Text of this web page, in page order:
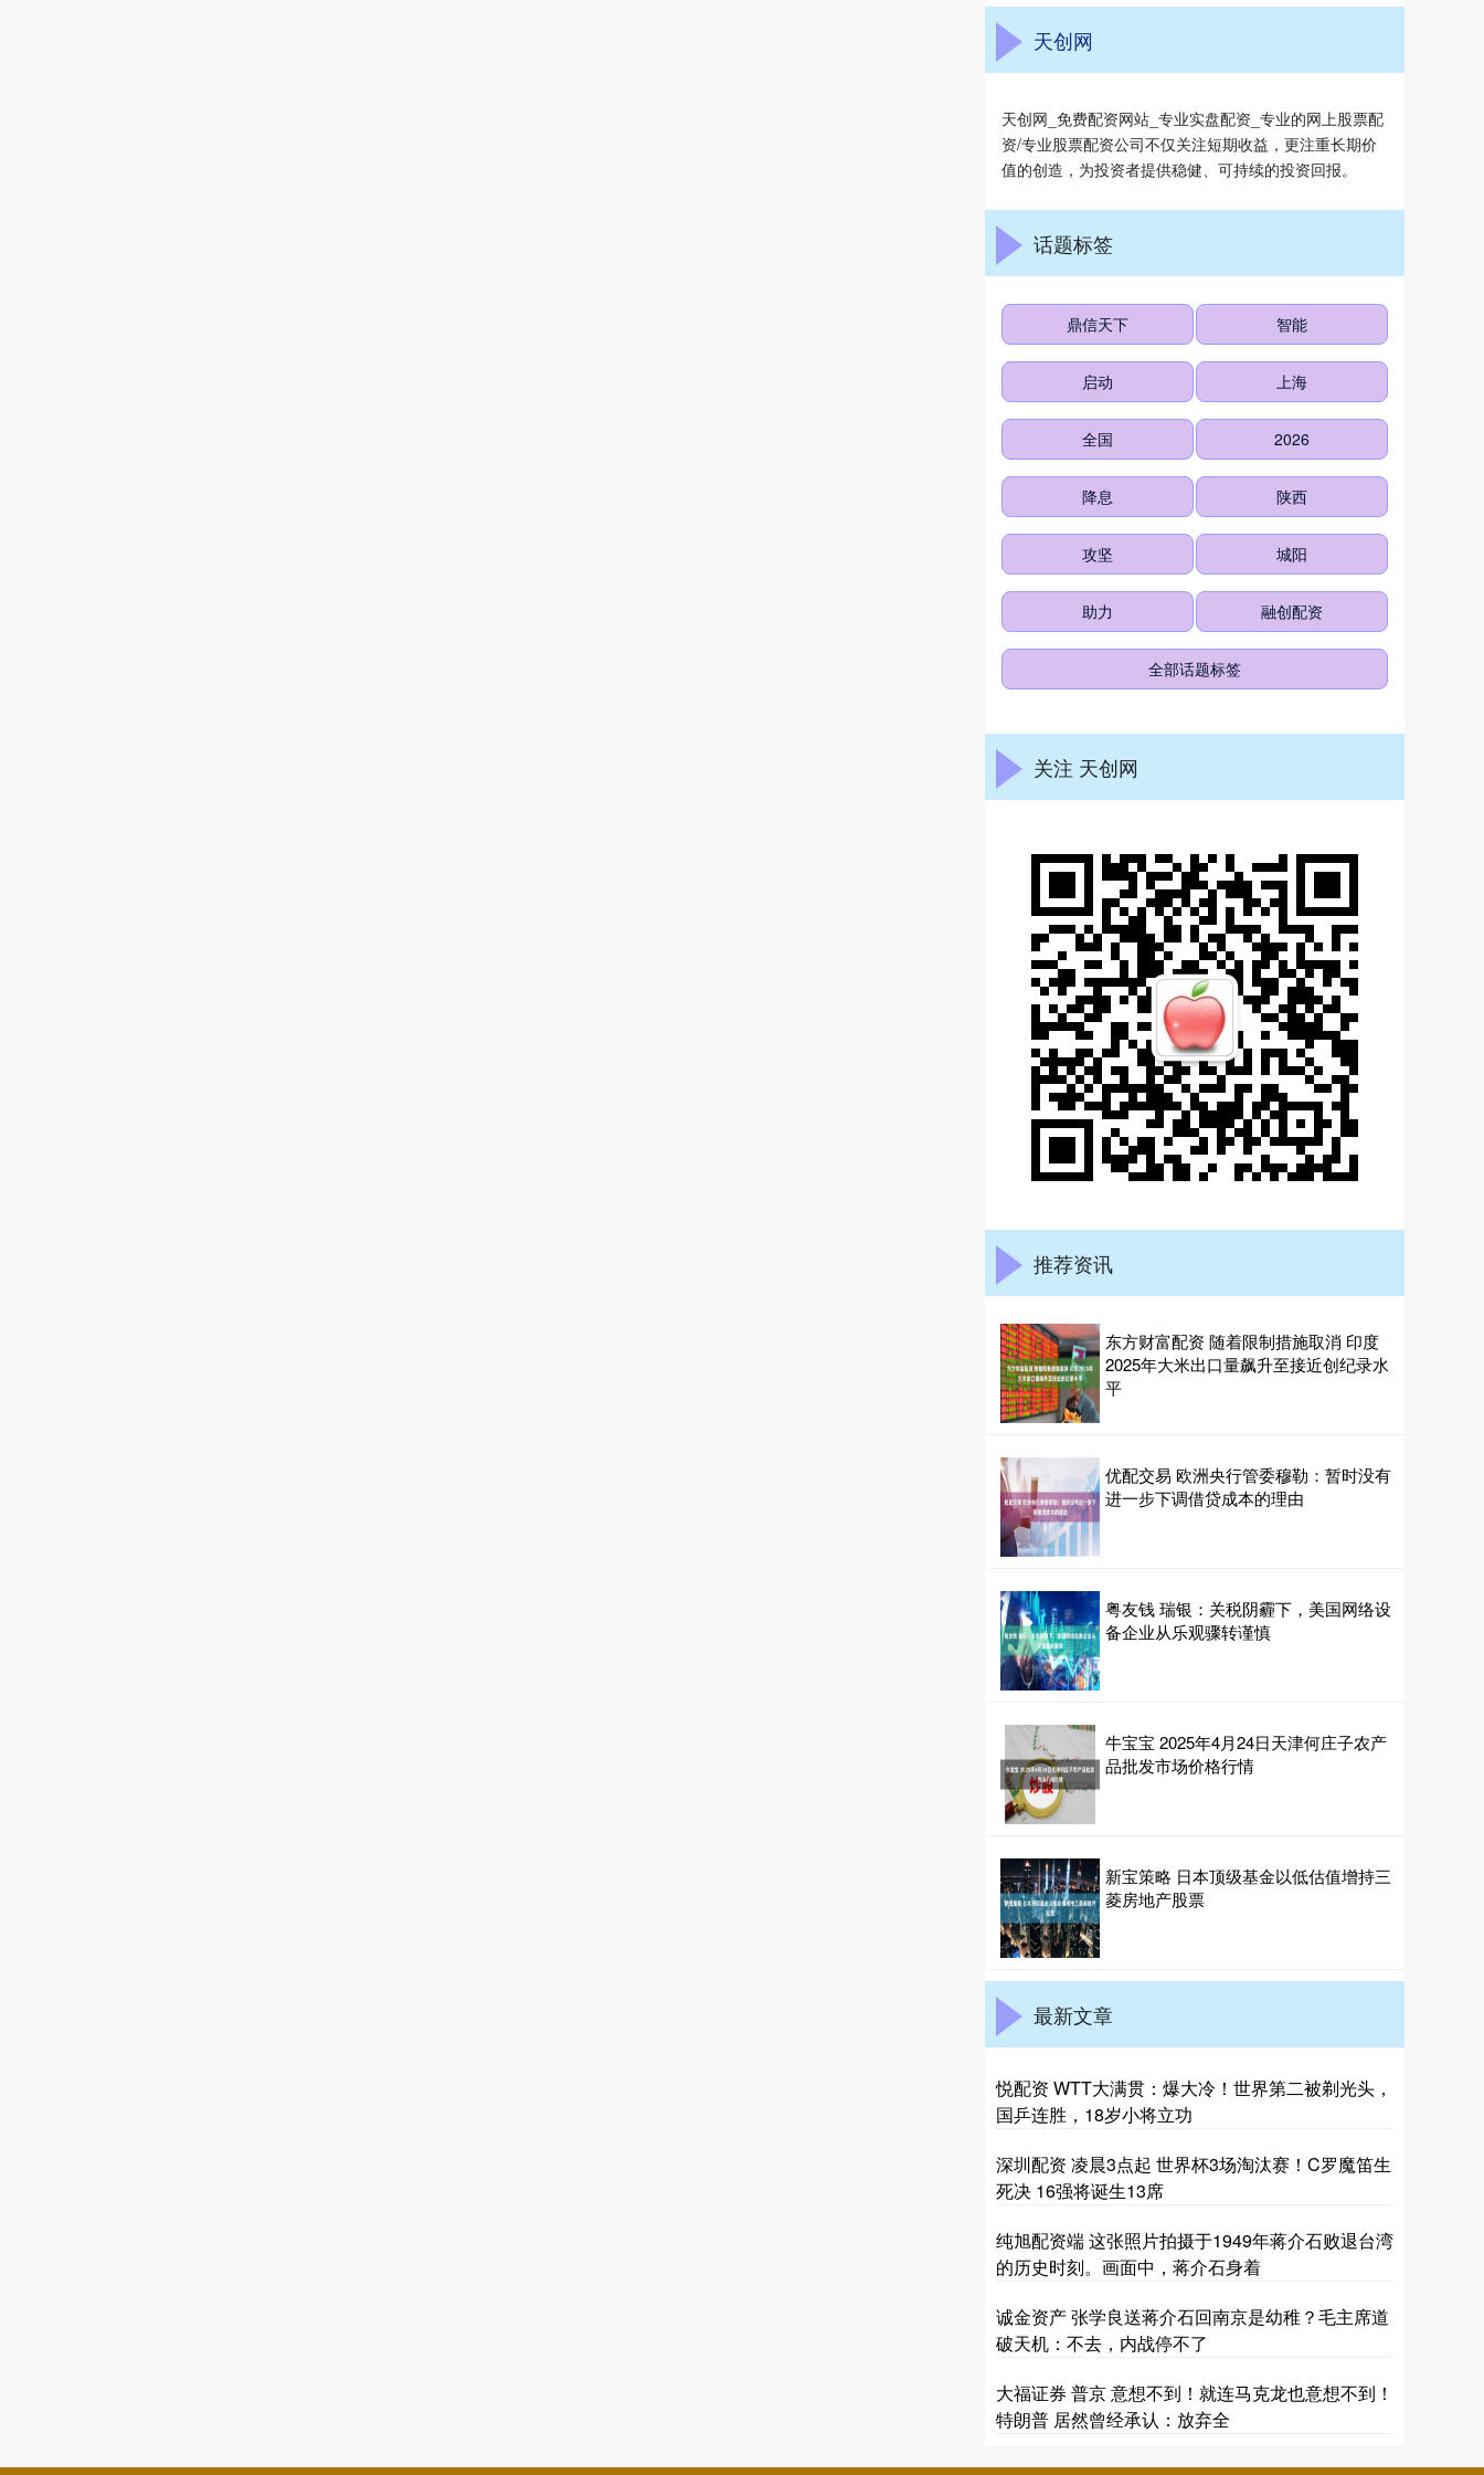
天创网
天创网_免费配资网站_专业实盘配资_专业的网上股票配
资/专业股票配资公司不仅关注短期收益，更注重长期价
值的创造，为投资者提供稳健、可持续的投资回报。
话题标签
鼎信天下 智能
启动 上海
全国 2026
降息 陕西
攻坚 城阳
助力 融创配资
全部话题标签
关注 天创网
推荐资讯
东方财富配资 随着限制措施取消 印度
2025年大米出口量飙升至接近创纪录水
平
优配交易 欧洲央行管委穆勒：暂时没有
进一步下调借贷成本的理由
粤友钱 瑞银：关税阴霾下，美国网络设
备企业从乐观骤转谨慎
牛宝宝 2025年4月24日天津何庄子农产
品批发市场价格行情
新宝策略 日本顶级基金以低估值增持三
菱房地产股票
最新文章
悦配资 WTT大满贯：爆大冷！世界第二被剃光头，
国乒连胜，18岁小将立功
深圳配资 凌晨3点起 世界杯3场淘汰赛！C罗魔笛生
死决 16强将诞生13席
纯旭配资端 这张照片拍摄于1949年蒋介石败退台湾
的历史时刻。画面中，蒋介石身着
诚金资产 张学良送蒋介石回南京是幼稚？毛主席道
破天机：不去，内战停不了
大福证券 普京 意想不到！就连马克龙也意想不到！
特朗普 居然曾经承认：放弃全